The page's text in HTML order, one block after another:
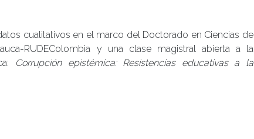
cualitativos en el marco del Doctorado en Ciencias de
RUDEColombia y una clase magistral abierta a la
Corrupción epistémica: Resistencias educativas a la